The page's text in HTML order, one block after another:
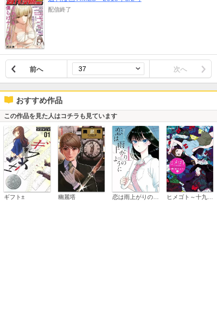
配信終了
前へ 次へ
おすすめ作品
この作品を見た人はコチラも見ています
ギフト± 幽麗塔